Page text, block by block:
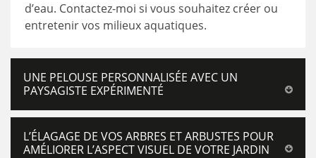
d’eau. Contactez-moi si vous souhaitez créer ou
entretenir vos milieux aquatiques.
UNE PELOUSE PERSONNALISÉE AVEC UN
PAYSAGISTE EXPÉRIMENTÉ
L’ÉLAGAGE DE VOS ARBRES ET ARBUSTES POUR
AMÉLIORER L’ASPECT VISUEL DE VOTRE JARDIN